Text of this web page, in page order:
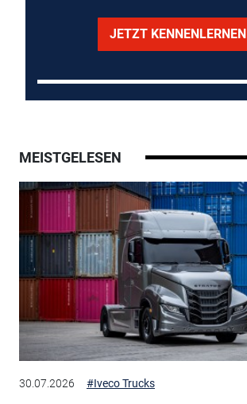
JETZT KENNENLERNEN
MEISTGELESEN
30.07.2026 #Iveco Trucks